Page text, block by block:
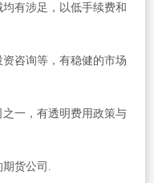
有涉足，以低手续费和
咨询等，有稳健的市场
一，有透明费用政策与
货公司.